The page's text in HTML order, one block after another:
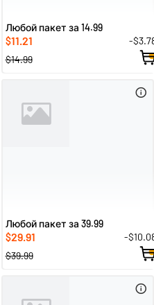
Любой пакет за 14.99
$11.21
-
$14.99
Любой пакет за 39.99
$29.91
-
$39.99